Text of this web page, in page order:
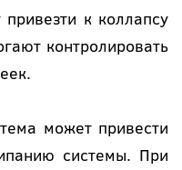
к коллапсу
контролировать
может привести
системы. При